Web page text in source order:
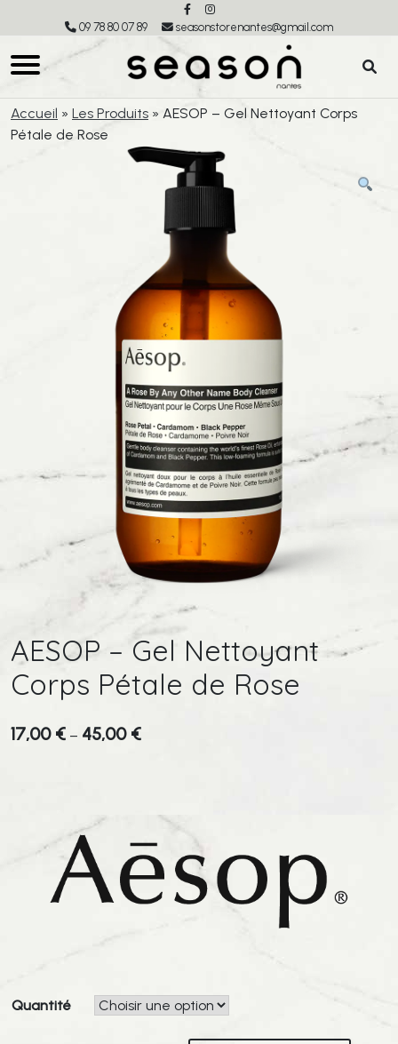
09 78 80 07 89 seasonstorenantes@gmail.com
Accueil » Les Produits » AESOP – Gel Nettoyant Corps
Pétale de Rose
AESOP – Gel Nettoyant
Corps Pétale de Rose
17,00 € – 45,00 €
Quantité